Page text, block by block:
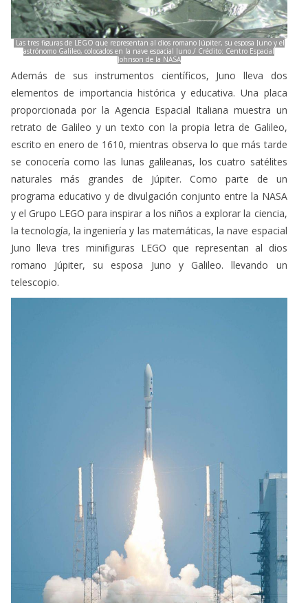
Las tres figuras de LEGO que representan al dios romano Júpiter, su esposa Juno y el
astrónomo Galileo, colocados en la nave espacial Juno./ Crédito: Centro Espacial
Johnson de la NASA
Además de sus instrumentos científicos, Juno lleva dos
elementos de importancia histórica y educativa. Una placa
proporcionada por la Agencia Espacial Italiana muestra un
retrato de Galileo y un texto con la propia letra de Galileo,
escrito en enero de 1610, mientras observa lo que más tarde
se conocería como las lunas galileanas, los cuatro satélites
naturales más grandes de Júpiter. Como parte de un
programa educativo y de divulgación conjunto entre la NASA
y el Grupo LEGO para inspirar a los niños a explorar la ciencia,
la tecnología, la ingeniería y las matemáticas, la nave espacial
Juno lleva tres minifiguras LEGO que representan al dios
romano Júpiter, su esposa Juno y Galileo. llevando un
telescopio.